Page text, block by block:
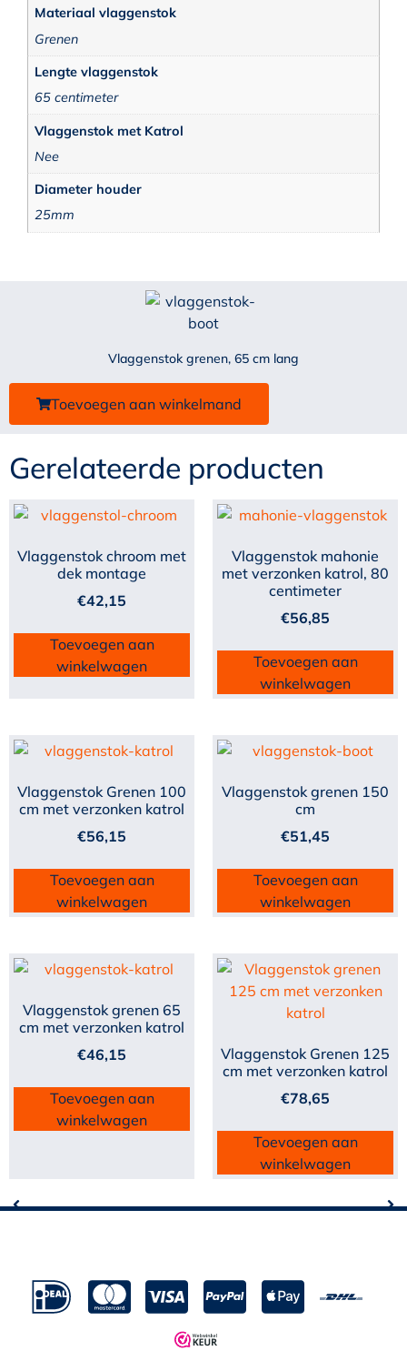
Materiaal vlaggenstok
Grenen
Lengte vlaggenstok
65 centimeter
Vlaggenstok met Katrol
Nee
Diameter houder
25mm
Vlaggenstok grenen, 65 cm lang
Toevoegen aan winkelmand
Gerelateerde producten
Vlaggenstok chroom met
dek montage
€42,15
Toevoegen aan
winkelwagen
Vlaggenstok mahonie
met verzonken katrol, 80
centimeter
€56,85
Toevoegen aan
winkelwagen
Vlaggenstok Grenen 100
cm met verzonken katrol
€56,15
Toevoegen aan
winkelwagen
Vlaggenstok grenen 150
cm
€51,45
Toevoegen aan
winkelwagen
Vlaggenstok grenen 65
cm met verzonken katrol
€46,15
Toevoegen aan
winkelwagen
Vlaggenstok Grenen 125
cm met verzonken katrol
€78,65
Toevoegen aan
winkelwagen